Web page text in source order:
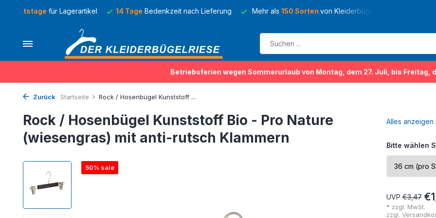
nach Lieferung Mehr als 150 Sortenvon Kleiderbügel ständig auf Lager Lieferzeit3-5 Arbeitstagefür Lagerartikel
Betriebsferien wegen Sommerurlaub von Montag, dem 27. Juli, bis Freitag,
Zurück Startseite Rock / Hosenbügel Kunststoff ...
Rock / Hosenbügel Kunststoff Bio - Pro Nature
(wiesengras) mit anti-rutsch Klammern
50% sale
Alles anzeigen
Bitte wählen
UVP€3,47
* zzgl. MwSt.
zzgl.